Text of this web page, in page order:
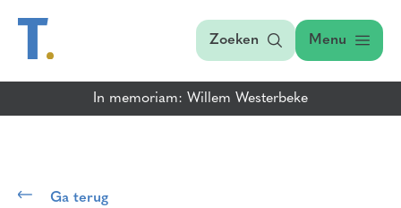
Zoeken Menu
In memoriam: Willem Westerbeke
Ga terug